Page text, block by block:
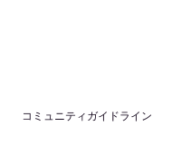
コミュニティガイドライン